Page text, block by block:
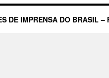
com
RecNov
DE IMPRENSA DO BRASIL –